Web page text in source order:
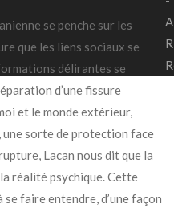
se penche sur les
que les liens sociaux se
délirantes se
d’une fissure
et le monde extérieur,
une sorte de protection face
Lacan nous dit que la
réalité psychique. Cette
faire entendre, d’une façon